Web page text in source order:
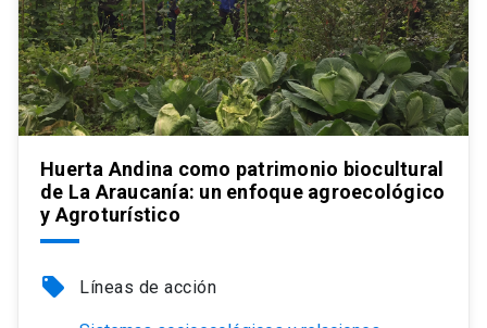
Huerta Andina como patrimonio biocultural
de La Araucanía: un enfoque agroecológico
y Agroturístico
local_offer Líneas de acción